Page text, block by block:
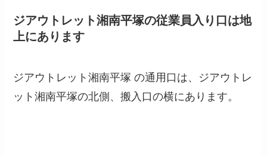
ジアウトレット湘南平塚の従業員入り口は地
上にあります
ジアウトレット湘南平塚 の通用口は、ジアウトレ
ット湘南平塚の北側、搬入口の横にあります。